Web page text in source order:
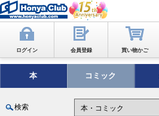
ログイン 会員登録 買い物かご
本 コミック
検索